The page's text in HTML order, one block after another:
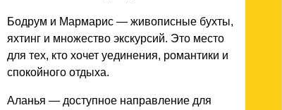
Бодрум и Мармарис — живописные бухты,
яхтинг и множество экскурсий. Это место
для тех, кто хочет уединения, романтики и
спокойного отдыха.
Аланья — доступное направление для